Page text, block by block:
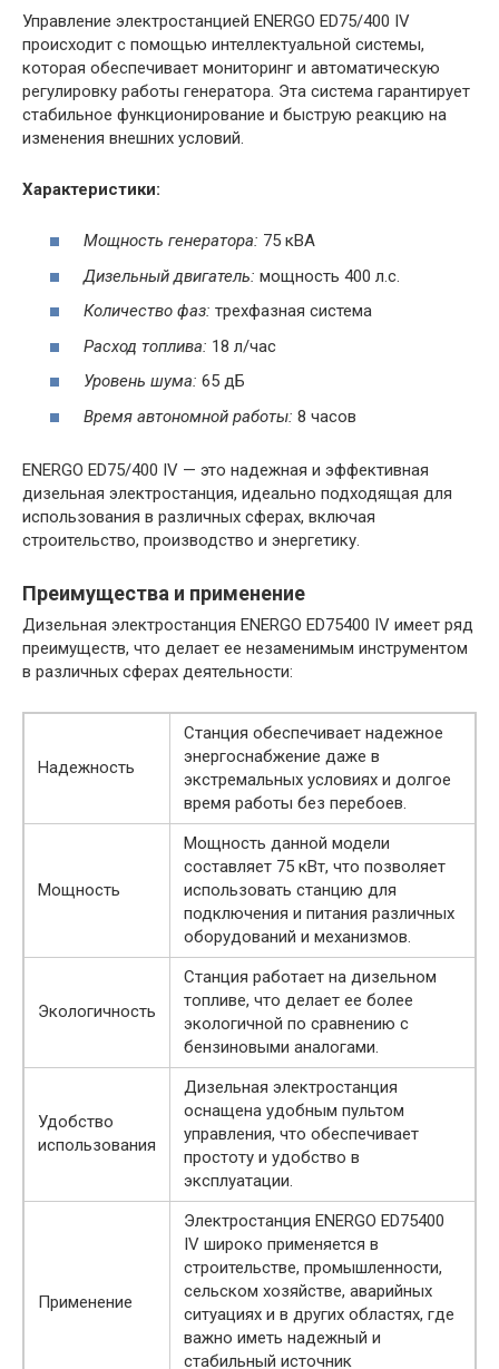
Управление электростанцией ENERGO ED75/400 IV
происходит с помощью интеллектуальной системы,
которая обеспечивает мониторинг и автоматическую
регулировку работы генератора. Эта система гарантирует
стабильное функционирование и быструю реакцию на
изменения внешних условий.
Характеристики:
Мощность генератора: 75 кВА
Дизельный двигатель: мощность 400 л.с.
Количество фаз: трехфазная система
Расход топлива: 18 л/час
Уровень шума: 65 дБ
Время автономной работы: 8 часов
ENERGO ED75/400 IV — это надежная и эффективная
дизельная электростанция, идеально подходящая для
использования в различных сферах, включая
строительство, производство и энергетику.
Преимущества и применение
Дизельная электростанция ENERGO ED75400 IV имеет ряд
преимуществ, что делает ее незаменимым инструментом
в различных сферах деятельности:
Надежность
Станция обеспечивает надежное
энергоснабжение даже в
экстремальных условиях и долгое
время работы без перебоев.
Мощность
Мощность данной модели
составляет 75 кВт, что позволяет
использовать станцию для
подключения и питания различных
оборудований и механизмов.
Экологичность
Станция работает на дизельном
топливе, что делает ее более
экологичной по сравнению с
бензиновыми аналогами.
Удобство
использования
Дизельная электростанция
оснащена удобным пультом
управления, что обеспечивает
простоту и удобство в
эксплуатации.
Применение
Электростанция ENERGO ED75400
IV широко применяется в
строительстве, промышленности,
сельском хозяйстве, аварийных
ситуациях и в других областях, где
важно иметь надежный и
стабильный источник